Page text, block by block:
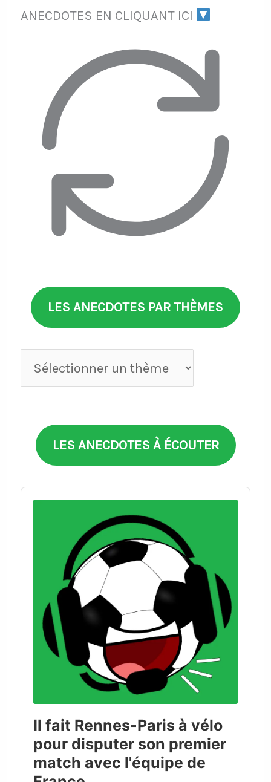
ANECDOTES EN CLIQUANT ICI
LES ANECDOTES PAR THÈMES
Anecdotes
par
LES ANECDOTES À ÉCOUTER
Audio
Player
Il fait Rennes-Paris à vélo
pour disputer son premier
match avec l'équipe de